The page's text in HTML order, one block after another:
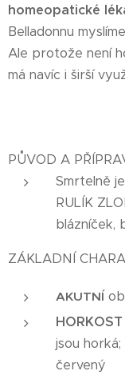
homeopatické
Belladonnu
Ale protože není
má navíc i širší
PŮVOD A
Smrtelně
RULÍK
blázníček,
ZÁKLADNÍ
AKUTNÍ
HORKOST
jsou
červený